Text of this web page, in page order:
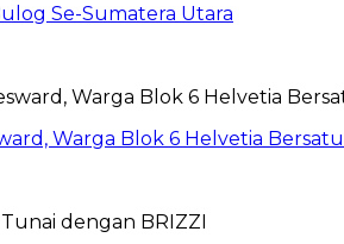
Se-Sumatera Utara
Warga Blok 6 Helvetia